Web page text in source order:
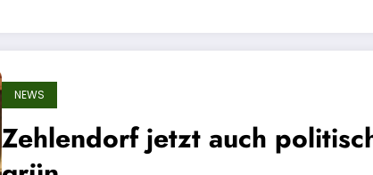
NEWS
Zehlendorf jetzt auch